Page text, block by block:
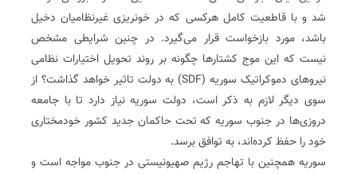
شد و با قاطعیت کامل هرکسی که در خونریزی غیرنظامیان دخیل
باشد، مورد بازخواست قرار می‌گیرد. در چنین شرایطی مشخص
نیست که این موج کشتارها چگونه بر روند تحویل اختیارات نظامی
نیروهای دموکراتیک سوریه (SDF) به دولت تاثیر خواهد گذاشت؟ از
سوی دیگر لازم به ذکر است، دولت سوریه نیاز دارد تا با جامعه
دروزی‌ها در جنوب سوریه که تحت حاکمان جدید کشور خودمختاری
خود را حفظ کرده‌اند، به توافق برسد.
سوریه همچنین با تهاجم رژیم صهیونیستی در جنوب مواجه است و